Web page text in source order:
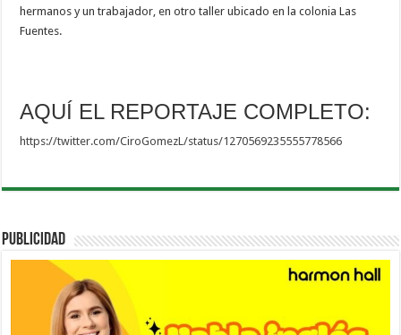
hermanos y un trabajador, en otro taller ubicado en la colonia Las
Fuentes.
AQUÍ EL REPORTAJE COMPLETO:
https://twitter.com/CiroGomezL/status/1270569235555778566
PUBLICIDAD